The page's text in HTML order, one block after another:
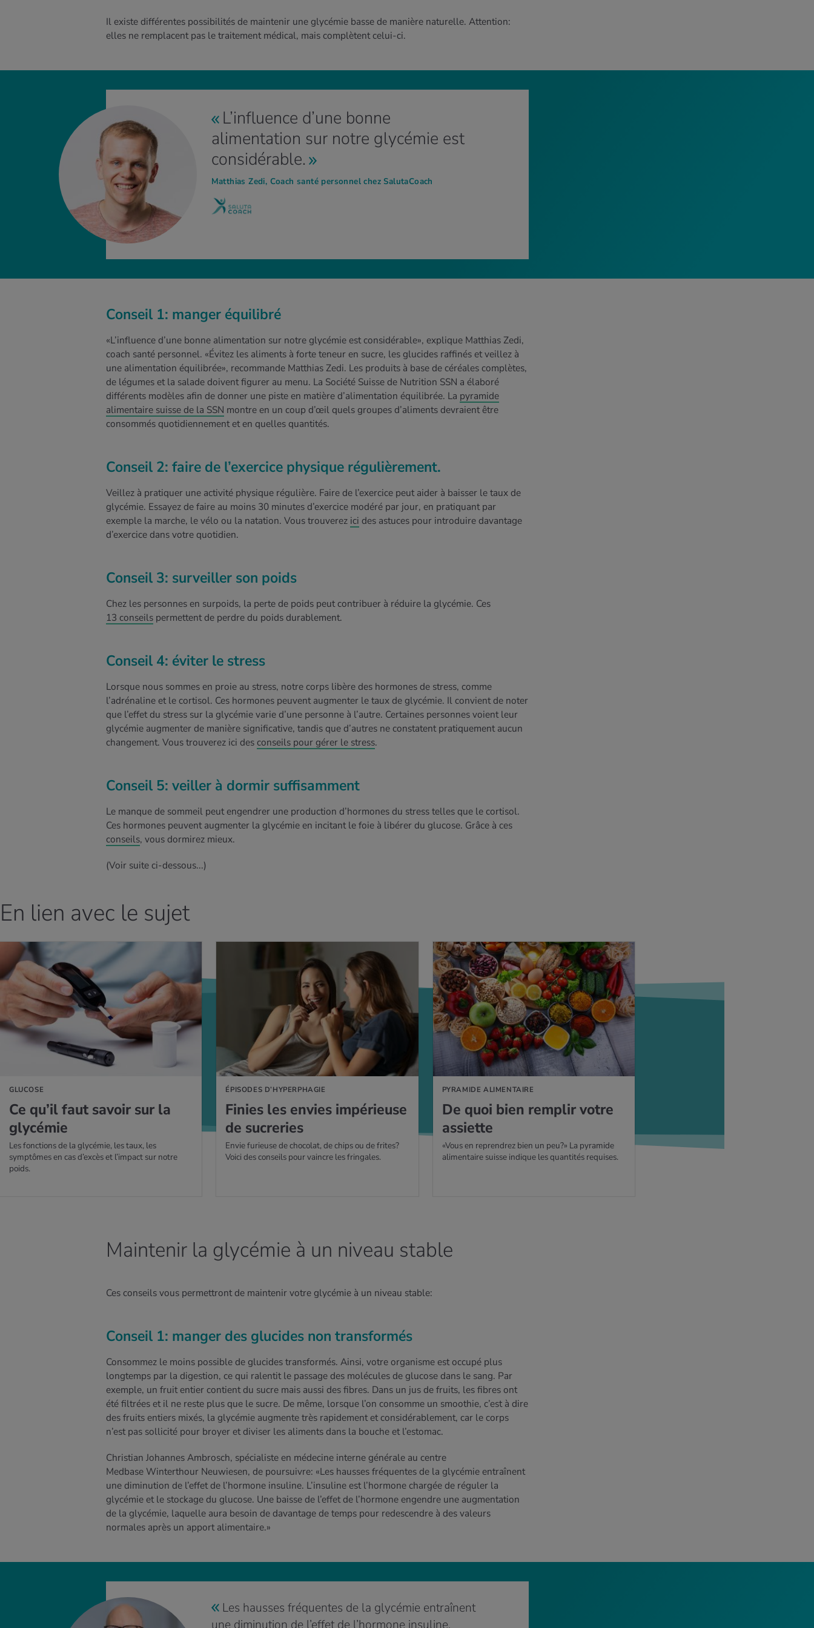
Il existe différentes possibilités de maintenir une glycémie basse de manière naturelle. Attention:
elles ne remplacent pas le traitement médical, mais complètent celui-ci.
L’influence d’une bonne
alimentation sur notre glycémie est
considérable.
Matthias Zedi, Coach santé personnel chez SalutaCoach
Conseil 1: manger équilibré
«L’influence d’une bonne alimentation sur notre glycémie est considérable», explique Matthias Zedi,
coach santé personnel. «Évitez les aliments à forte teneur en sucre, les glucides raffinés et veillez à
une alimentation équilibrée», recommande Matthias Zedi. Les produits à base de céréales complètes,
de légumes et la salade doivent figurer au menu. La Société Suisse de Nutrition SSN a élaboré
différents modèles afin de donner une piste en matière d’alimentation équilibrée. La pyramide
alimentaire suisse de la SSN montre en un coup d’œil quels groupes d’aliments devraient être
consommés quotidiennement et en quelles quantités.
Conseil 2: faire de l’exercice physique régulièrement.
Veillez à pratiquer une activité physique régulière. Faire de l’exercice peut aider à baisser le taux de
glycémie. Essayez de faire au moins 30 minutes d’exercice modéré par jour, en pratiquant par
exemple la marche, le vélo ou la natation. Vous trouverez ici des astuces pour introduire davantage
d’exercice dans votre quotidien.
Conseil 3: surveiller son poids
Chez les personnes en surpoids, la perte de poids peut contribuer à réduire la glycémie. Ces
13 conseilspermettent de perdre du poids durablement.
Conseil 4: éviter le stress
Lorsque nous sommes en proie au stress, notre corps libère des hormones de stress, comme
l’adrénaline et le cortisol. Ces hormones peuvent augmenter le taux de glycémie. Il convient de noter
que l’effet du stress sur la glycémie varie d’une personne à l’autre. Certaines personnes voient leur
glycémie augmenter de manière significative, tandis que d’autres ne constatent pratiquement aucun
changement. Vous trouverez ici des conseils pour gérer le stress.
Conseil 5: veiller à dormir suffisamment
Le manque de sommeil peut engendrer une production d’hormones du stress telles que le cortisol.
Ces hormones peuvent augmenter la glycémie en incitant le foie à libérer du glucose. Grâce à ces
conseils, vous dormirez mieux.
(Voir suite ci-dessous...)
En lien avec le sujet
GLUCOSE
Ce qu’il faut savoir sur la
gly­cé­mie
Les fonctions de la glycémie, les taux, les
symptômes en cas d’excès et l’impact sur notre
poids.
PLUS
ÉPISODES D’HYPERPHAGIE
Finies les envies impé­rieuse
de sucre­ries
Envie furieuse de chocolat, de chips ou de frites?
Voici des conseils pour vaincre les fringales.
PYRAMIDE ALIMENTAIRE
De quoi bien rem­plir votre
assiette
«Vous en reprendrez bien un peu?» La pyramide
alimentaire suisse indique les quantités requises.
Maintenir la glycémie à un niveau stable
Ces conseils vous permettront de maintenir votre glycémie à un niveau stable:
Conseil 1: manger des glucides non transformés
Consommez le moins possible de glucides transformés. Ainsi, votre organisme est occupé plus
longtemps par la digestion, ce qui ralentit le passage des molécules de glucose dans le sang. Par
exemple, un fruit entier contient du sucre mais aussi des fibres. Dans un jus de fruits, les fibres ont
été filtrées et il ne reste plus que le sucre. De même, lorsque l’on consomme un smoothie, c’est à dire
des fruits entiers mixés, la glycémie augmente très rapidement et considérablement, car le corps
n’est pas sollicité pour broyer et diviser les aliments dans la bouche et l’estomac.
Christian Johannes Ambrosch, spécialiste en médecine interne générale au centre
Medbase Winterthour Neuwiesen, de poursuivre: «Les hausses fréquentes de la glycémie entraînent
une diminution de l’effet de l’hormone insuline. L’insuline est l’hormone chargée de réguler la
glycémie et le stockage du glucose. Une baisse de l’effet de l’hormone engendre une augmentation
de la glycémie, laquelle aura besoin de davantage de temps pour redescendre à des valeurs
normales après un apport alimentaire.»
Les hausses fréquentes de la glycémie entraînent
une diminution de l’effet de l’hormone insuline.